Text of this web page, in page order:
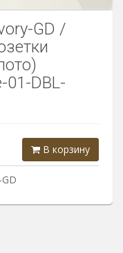
GD /
01-DBL-
В корзину